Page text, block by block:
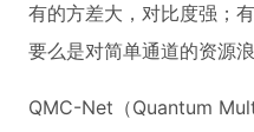
有的方差大，对比度强；
要么是对简单通道的资源
QMC-Net（Quantum